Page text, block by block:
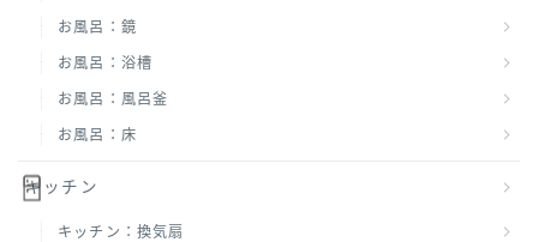
お風呂：鏡
お風呂：浴槽
お風呂：風呂釜
お風呂：床
キッチン
キッチン：換気扇